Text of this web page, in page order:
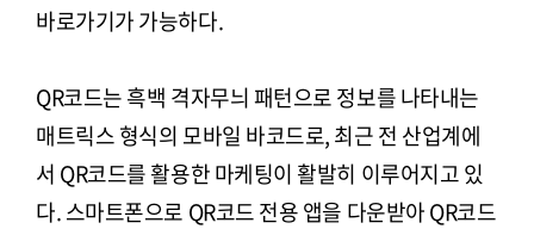
바로가기가 가능하다.
QR코드는 흑백 격자무늬 패턴으로 정보를 나타내는
매트릭스 형식의 모바일 바코드로, 최근 전 산업계에
서 QR코드를 활용한 마케팅이 활발히 이루어지고 있
다. 스마트폰으로 QR코드 전용 앱을 다운받아 QR코드